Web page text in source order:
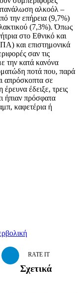
αλκοόλ –
την επήρεια (9,7%)
(7,3%). Όπως
στο Εθνικό και
και επιστημονικά
σαν τις
την κατά κανόνα
ποτά που, παρά
απρόσκοπτα σε
έδειξε, τρεις
ήπιαν πρόσφατα
καφετέρια ή
RATE IT
Σχετικά